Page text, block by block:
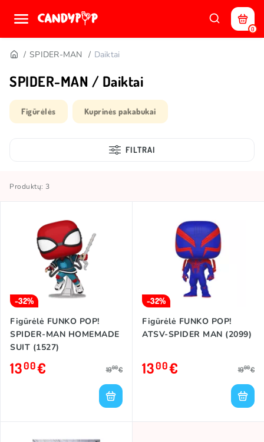
0
SPIDER-MAN Daiktai
SPIDER-MAN / Daiktai
Figūrėlės Kuprinės pakabukai
FILTRAI
Produktų: 3
-32%
Figūrėlė FUNKO POP!
SPIDER-MAN HOMEMADE
SUIT (1527)
1300€ 1900€
-32%
Figūrėlė FUNKO POP!
ATSV-SPIDER MAN (2099)
1300€ 1900€